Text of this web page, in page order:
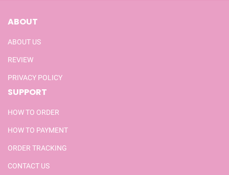
ABOUT
ABOUT US
REVIEW
PRIVACY POLICY
SUPPORT
HOW TO ORDER
HOW TO PAYMENT
ORDER TRACKING
CONTACT US